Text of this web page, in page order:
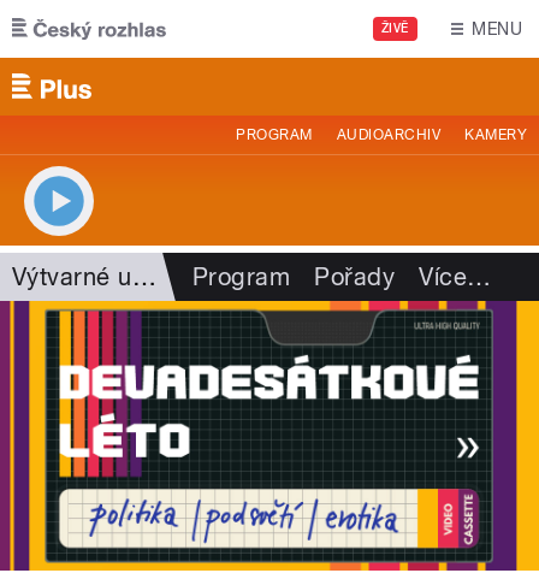
Přejít k hlavnímu obsahu
ŽIVĚ MENU
PROGRAM AUDIOARCHIV KAMERY
Výtvarné umění Program Pořady Více…